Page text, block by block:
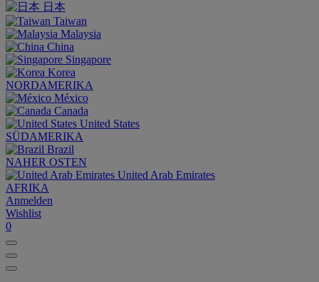
日本
Taiwan
Malaysia
China
Singapore
Korea
NORDAMERIKA
México
Canada
United States
SÜDAMERIKA
Brazil
NAHER OSTEN
United Arab Emirates
AFRIKA
Anmelden
Wishlist
0